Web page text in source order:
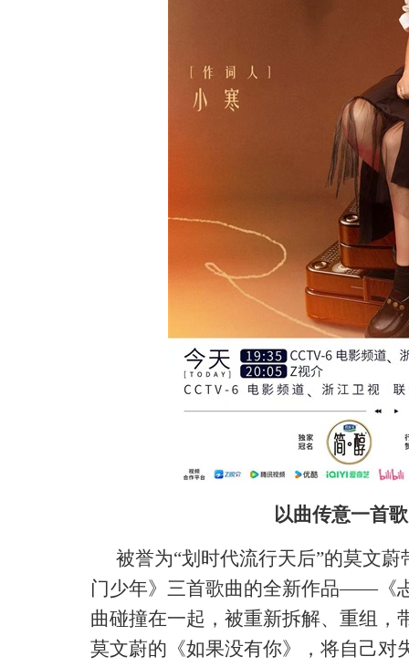
以曲传意一首
被誉为“划时代流行天后”的莫文
门少年》三首歌曲的全新作品——《
曲碰撞在一起，被重新拆解、重组，
莫文蔚的《如果没有你》，将自己对